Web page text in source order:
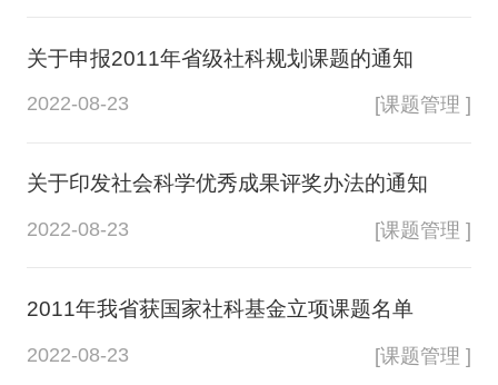
关于申报2011年省级社科规划课题的通知
2022-08-23 [课题管理 ]
关于印发社会科学优秀成果评奖办法的通知
2022-08-23 [课题管理 ]
2011年我省获国家社科基金立项课题名单
2022-08-23 [课题管理 ]